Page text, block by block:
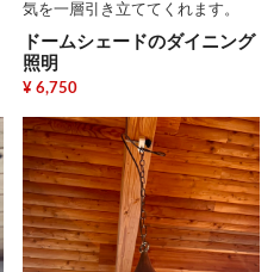
気を一層引き立ててくれます。
ドームシェードのダイニング
照明
¥ 6,750